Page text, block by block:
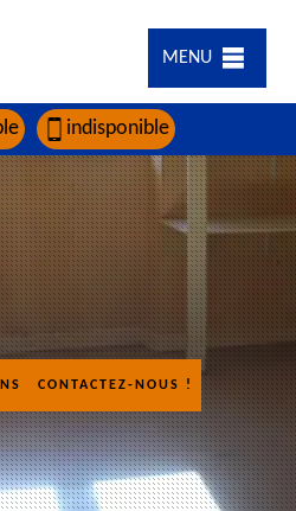
MENU
indisponible
CONTACTEZ-NOUS !